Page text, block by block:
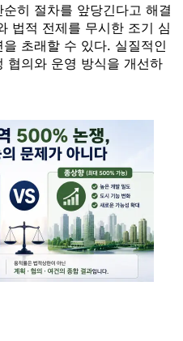
히 절차를 앞당긴다고 해결
법적 전제를 무시한 조기 심
초래할 수 있다. 실질적인
협의와 운영 방식을 개선하